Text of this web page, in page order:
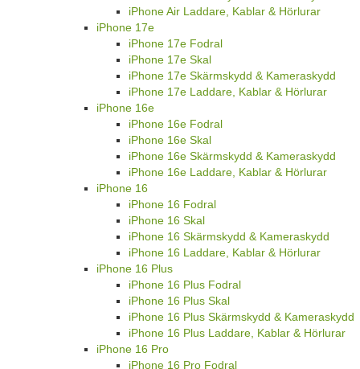
iPhone Air Laddare, Kablar & Hörlurar
iPhone 17e
iPhone 17e Fodral
iPhone 17e Skal
iPhone 17e Skärmskydd & Kameraskydd
iPhone 17e Laddare, Kablar & Hörlurar
iPhone 16e
iPhone 16e Fodral
iPhone 16e Skal
iPhone 16e Skärmskydd & Kameraskydd
iPhone 16e Laddare, Kablar & Hörlurar
iPhone 16
iPhone 16 Fodral
iPhone 16 Skal
iPhone 16 Skärmskydd & Kameraskydd
iPhone 16 Laddare, Kablar & Hörlurar
iPhone 16 Plus
iPhone 16 Plus Fodral
iPhone 16 Plus Skal
iPhone 16 Plus Skärmskydd & Kameraskydd
iPhone 16 Plus Laddare, Kablar & Hörlurar
iPhone 16 Pro
iPhone 16 Pro Fodral